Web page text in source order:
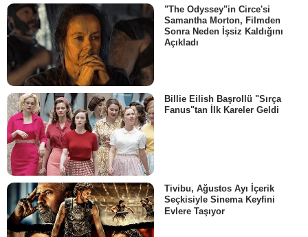
"The Odyssey"in Circe'si
Samantha Morton, Filmden
Sonra Neden İşsiz Kaldığını
Açıkladı
Billie Eilish Başrollü "Sırça
Fanus"tan İlk Kareler Geldi
Tivibu, Ağustos Ayı İçerik
Seçkisiyle Sinema Keyfini
Evlere Taşıyor